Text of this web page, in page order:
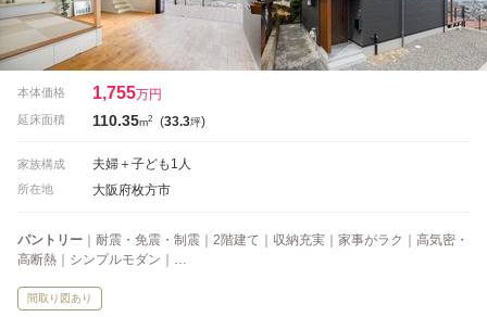
本体価格 1,755万円
延床面積 110.35m2 (33.3坪)
家族構成 夫婦＋子ども1人
所在地 大阪府枚方市
パントリー ｜耐震・免震・制震｜2階建て｜収納充実｜家事がラク｜高気密・
高断熱｜シンプルモダン｜…
間取り図あり